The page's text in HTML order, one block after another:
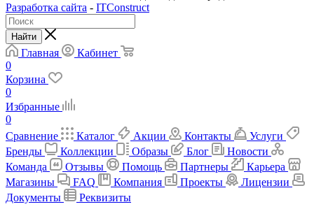
Разработка сайта - ITConstruct
Найти
Главная
Кабинет
0
Корзина
0
Избранные
0
Сравнение
Каталог Акции Контакты
Услуги
Бренды
Коллекции Образы Блог
Новости
Команда
Отзывы Помощь Партнеры
Карьера
Магазины
FAQ Компания Проекты
Лицензии
Документы
Реквизиты